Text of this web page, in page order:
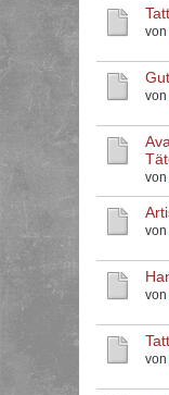
von
von
von
von
von
von